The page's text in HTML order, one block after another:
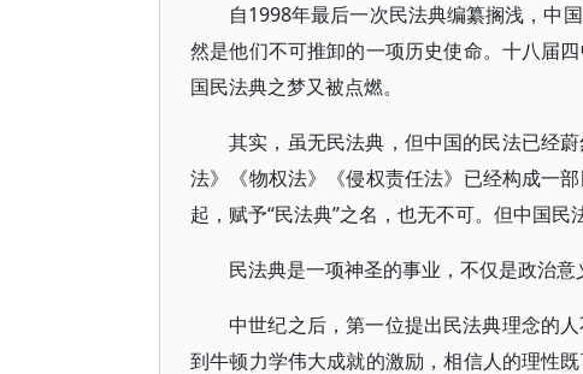
自1998年最后一次民法典编纂搁浅，中
然是他们不可推卸的一项历史使命。十八届
国民法典之梦又被点燃。
其实，虽无民法典，但中国的民法已经
法》《物权法》《侵权责任法》已经构成一
起，赋予“民法典”之名，也无不可。但中国民
民法典是一项神圣的事业，不仅是政治意
中世纪之后，第一位提出民法典理念的
到牛顿力学伟大成就的激励，相信人的理性